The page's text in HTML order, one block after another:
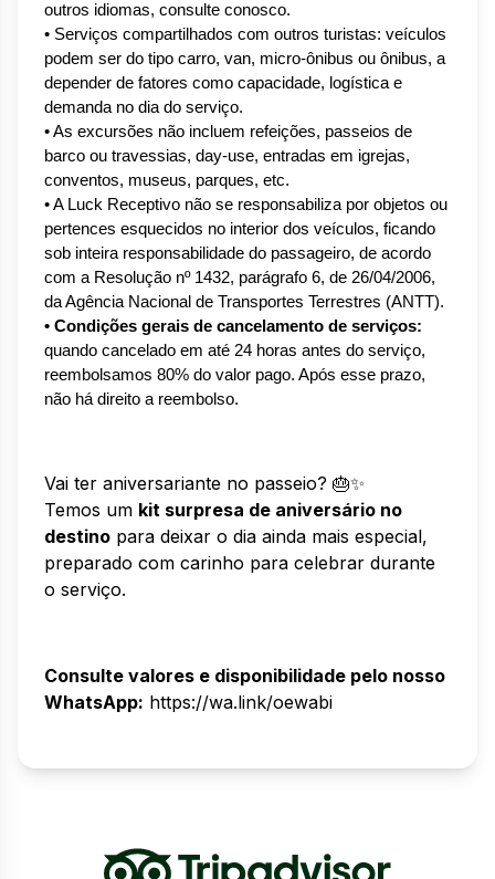
outros idiomas, consulte conosco.
• Serviços compartilhados com outros turistas: veículos
podem ser do tipo carro, van, micro-ônibus ou ônibus, a
depender de fatores como capacidade, logística e
demanda no dia do serviço.
• As excursões não incluem refeições, passeios de
barco ou travessias, day-use, entradas em igrejas,
conventos, museus, parques, etc.
• A Luck Receptivo não se responsabiliza por objetos ou
pertences esquecidos no interior dos veículos, ficando
sob inteira responsabilidade do passageiro, de acordo
com a Resolução nº 1432, parágrafo 6, de 26/04/2006,
da Agência Nacional de Transportes Terrestres (ANTT).
• Condições gerais de cancelamento de serviços:
quando cancelado em até 24 horas antes do serviço,
reembolsamos 80% do valor pago. Após esse prazo,
não há direito a reembolso.
Vai ter aniversariante no passeio? 🎂✨
Temos um kit surpresa de aniversário no
destino para deixar o dia ainda mais especial,
preparado com carinho para celebrar durante
o serviço.
Consulte valores e disponibilidade pelo nosso
WhatsApp: https://wa.link/oewabi